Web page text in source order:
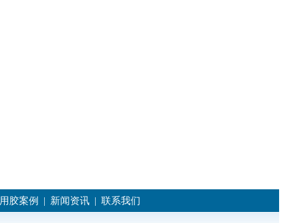
用胶案例 | 新闻资讯 | 联系我们